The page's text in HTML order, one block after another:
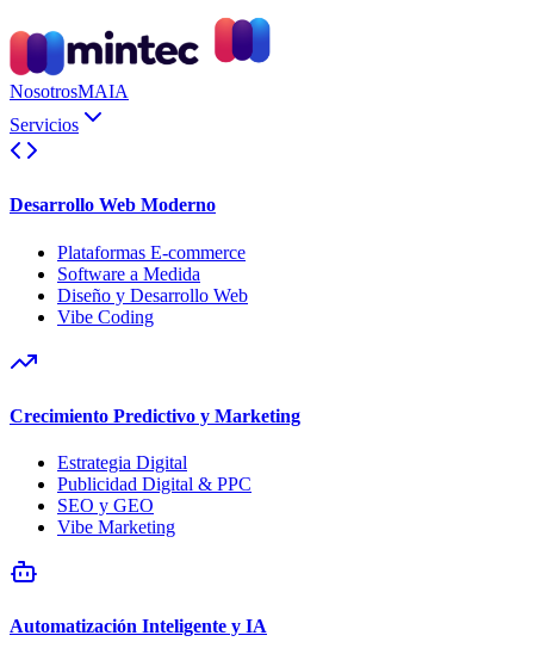
NosotrosMAIA
Servicios
Desarrollo Web Moderno
Plataformas E-commerce
Software a Medida
Diseño y Desarrollo Web
Vibe Coding
Crecimiento Predictivo y Marketing
Estrategia Digital
Publicidad Digital & PPC
SEO y GEO
Vibe Marketing
Automatización Inteligente y IA